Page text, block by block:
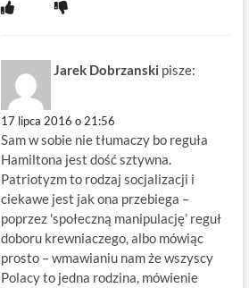
Jarek Dobrzanski pisze:
17 lipca 2016 o 21:56
Sam w sobie nie tłumaczy bo reguła
Hamiltona jest dość sztywna.
Patriotyzm to rodzaj socjalizacji i
ciekawe jest jak ona przebiega –
poprzez 'społeczną manipulację’ reguł
doboru krewniaczego, albo mówiąc
prosto – wmawianiu nam że wszyscy
Polacy to jedna rodzina, mówienie